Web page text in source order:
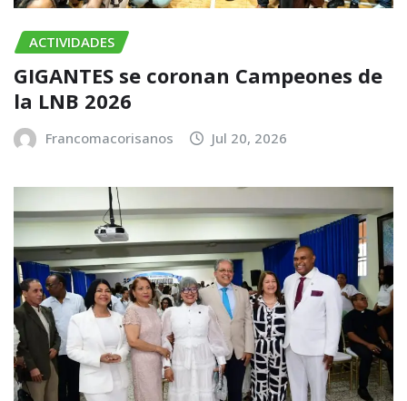
ACTIVIDADES
GIGANTES se coronan Campeones de
la LNB 2026
Francomacorisanos Jul 20, 2026